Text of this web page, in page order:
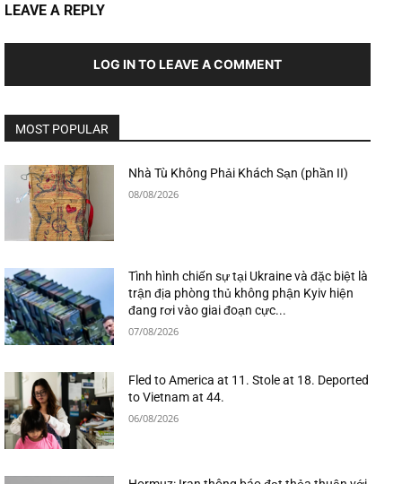
LEAVE A REPLY
LOG IN TO LEAVE A COMMENT
MOST POPULAR
Nhà Tù Không Phải Khách Sạn (phần II)
08/08/2026
Tình hình chiến sự tại Ukraine và đặc biệt là
trận địa phòng thủ không phận Kyiv hiện
đang rơi vào giai đoạn cực...
07/08/2026
Fled to America at 11. Stole at 18. Deported
to Vietnam at 44.
06/08/2026